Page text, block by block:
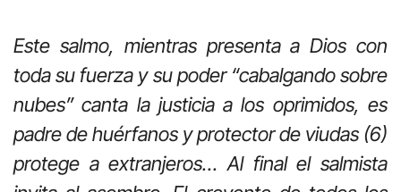
Este salmo, mientras presenta a Dios con
toda su fuerza y su poder “cabalgando sobre
nubes” canta la justicia a los oprimidos, es
padre de huérfanos y protector de viudas (6)
protege a extranjeros… Al final el salmista